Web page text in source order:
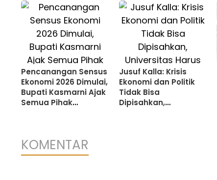
Pencanangan Sensus
Ekonomi 2026 Dimulai,
Bupati Kasmarni Ajak
Semua Pihak
Jusuf Kalla: Krisis
Ekonomi dan Politik
Tidak Bisa
Dipisahkan,
KOMENTAR